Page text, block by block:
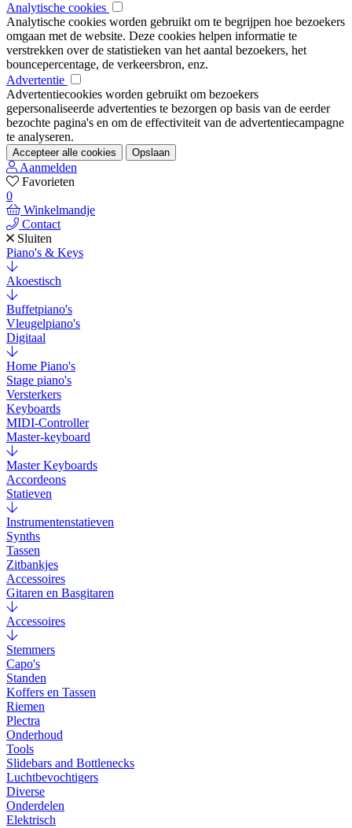
Analytische cookies
Analytische cookies worden gebruikt om te begrijpen hoe bezoekers
omgaan met de website. Deze cookies helpen informatie te
verstrekken over de statistieken van het aantal bezoekers, het
bouncepercentage, de verkeersbron, enz.
Advertentie
Advertentiecookies worden gebruikt om bezoekers
gepersonaliseerde advertenties te bezorgen op basis van de eerder
bezochte pagina's en om de effectiviteit van de advertentiecampagne
te analyseren.
Accepteer alle cookies Opslaan
Aanmelden
Favorieten
0
Winkelmandje
Contact
Sluiten
Piano's & Keys
Akoestisch
Buffetpiano's
Vleugelpiano's
Digitaal
Home Piano's
Stage piano's
Versterkers
Keyboards
MIDI-Controller
Master-keyboard
Master Keyboards
Accordeons
Statieven
Instrumentenstatieven
Synths
Tassen
Zitbankjes
Accessoires
Gitaren en Basgitaren
Accessoires
Stemmers
Capo's
Standen
Koffers en Tassen
Riemen
Plectra
Onderhoud
Tools
Slidebars and Bottlenecks
Luchtbevochtigers
Diverse
Onderdelen
Elektrisch